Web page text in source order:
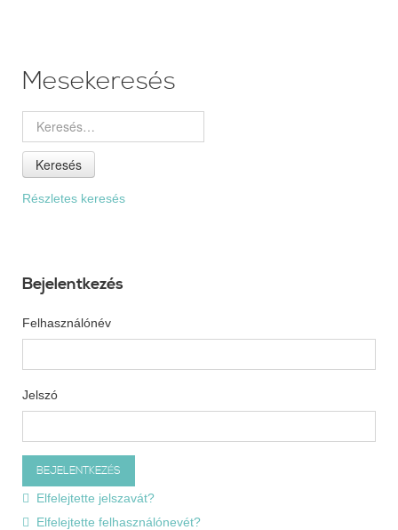
Mesekeresés
Keresés
Részletes keresés
Bejelentkezés
Felhasználónév
Jelszó
Elfelejtette jelszavát?
Elfelejtette felhasználónevét?